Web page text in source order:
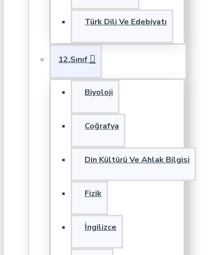
Türk Dili Ve Edebiyatı
12.Sınıf
Biyoloji
Coğrafya
Din Kültürü Ve Ahlak Bilgisi
Fizik
İngilizce